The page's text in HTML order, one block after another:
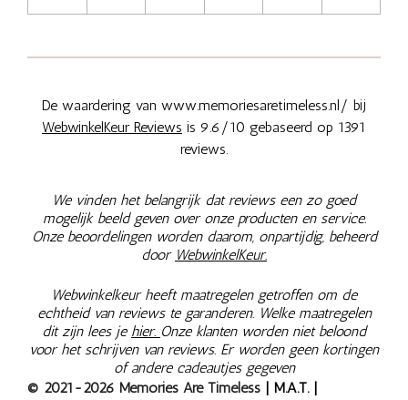
De waardering van www.memoriesaretimeless.nl/ bij
WebwinkelKeur Reviews is 9.6/10 gebaseerd op 1391
reviews.
We vinden het belangrijk dat reviews een zo goed
mogelijk beeld geven over onze producten en service.
Onze beoordelingen worden daarom, onpartijdig, beheerd
door WebwinkelKeur.
Webwinkelkeur heeft maatregelen getroffen om de
echtheid van reviews te garanderen. Welke maatregelen
dit zijn lees je hier. Onze klanten worden niet beloond
voor het schrijven van reviews. Er worden geen kortingen
of andere cadeautjes gegeven
© 2021-2026 Memories Are Timeless | M.A.T. |